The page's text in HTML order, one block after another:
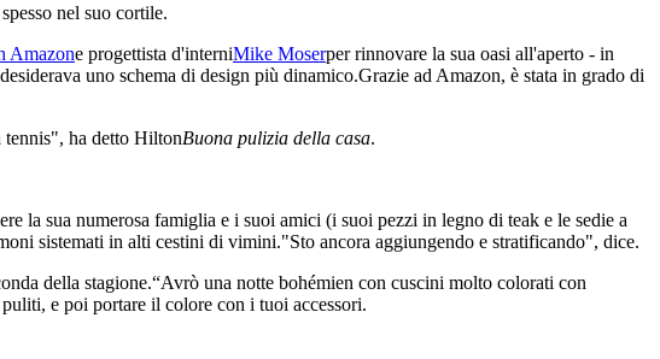
nel suo cortile.
Amazone progettista d'interniMike Moserper rinnovare la sua oasi all'aperto - in
uno schema di design più dinamico.Grazie ad Amazon, è stata in grado di
tennis", ha detto HiltonBuona pulizia della casa.
la sua numerosa famiglia e i suoi amici (i suoi pezzi in legno di teak e le sedie a
sistemati in alti cestini di vimini."Sto ancora aggiungendo e stratificando", dice.
della stagione.“Avrò una notte bohémien con cuscini molto colorati con
e poi portare il colore con i tuoi accessori.